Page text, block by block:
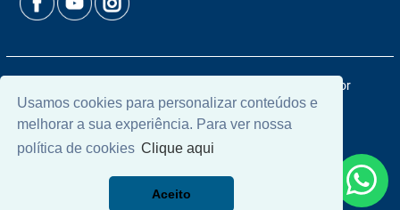
Usamos cookies para personalizar conteúdos e
melhorar a sua experiência. Para ver nossa
política de cookies Clique aqui
Aceito
© 2026 | Chamoun Imóveis | CRECI: 5965J | Desenvolvido por
Universal Software.